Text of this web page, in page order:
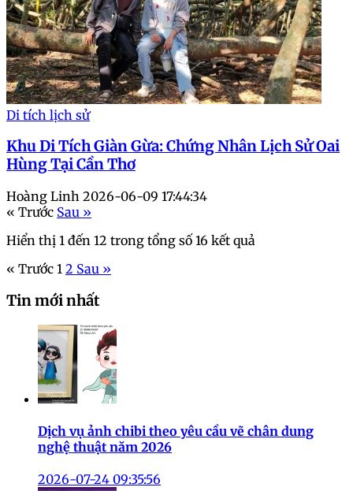
Di tích lịch sử
Khu Di Tích Giàn Gừa: Chứng Nhân Lịch Sử Oai
Hùng Tại Cần Thơ
Hoàng Linh 2026-06-09 17:44:34
« Trước Sau »
Hiển thị 1 đến 12 trong tổng số 16 kết quả
« Trước 1 2 Sau »
Tin mới nhất
Dịch vụ ảnh chibi theo yêu cầu vẽ chân dung
nghệ thuật năm 2026
2026-07-24 09:35:56